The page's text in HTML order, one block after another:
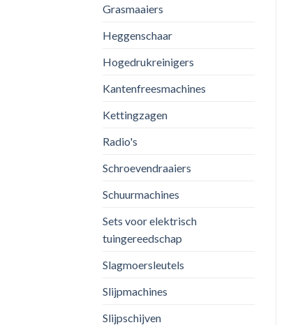
Grasmaaiers
Heggenschaar
Hogedrukreinigers
Kantenfreesmachines
Kettingzagen
Radio's
Schroevendraaiers
Schuurmachines
Sets voor elektrisch
tuingereedschap
Slagmoersleutels
Slijpmachines
Slijpschijven
Toevoegen
Makita TR00000002 Trolley
ALGEMEEN
6xESB Systainer³ Organizer
€82.60